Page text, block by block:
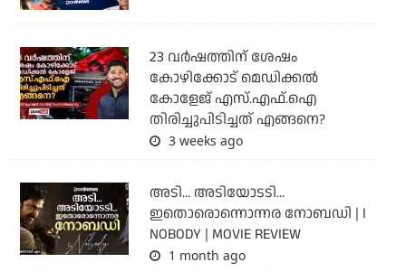
23 വർഷത്തിന് ശേഷം
കോഴിക്കോട് മെഡിക്കൽ
കോളേജ് എസ്.എഫ്.ഐ
തിരിച്ചുപിടിച്ചത് എങ്ങനെ?
3 weeks ago
അടി... അടിയോടടി...
ഇതൊരൊന്നൊന്നര നോബഡി | I
NOBODY | MOVIE REVIEW
1 month ago